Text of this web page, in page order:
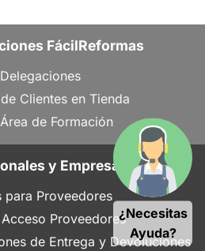
¿Necesitas
Ayuda?
FácilReformas
Clientes en Tienda
de Formación
y Empresas
para Proveedores
Proveedores
de Entrega y Devoluciones